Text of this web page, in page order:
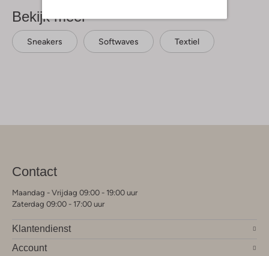
Bekijk meer
Sneakers Softwaves Textiel
Contact
Maandag - Vrijdag 09:00 - 19:00 uur
Zaterdag 09:00 - 17:00 uur
Klantendienst
Account